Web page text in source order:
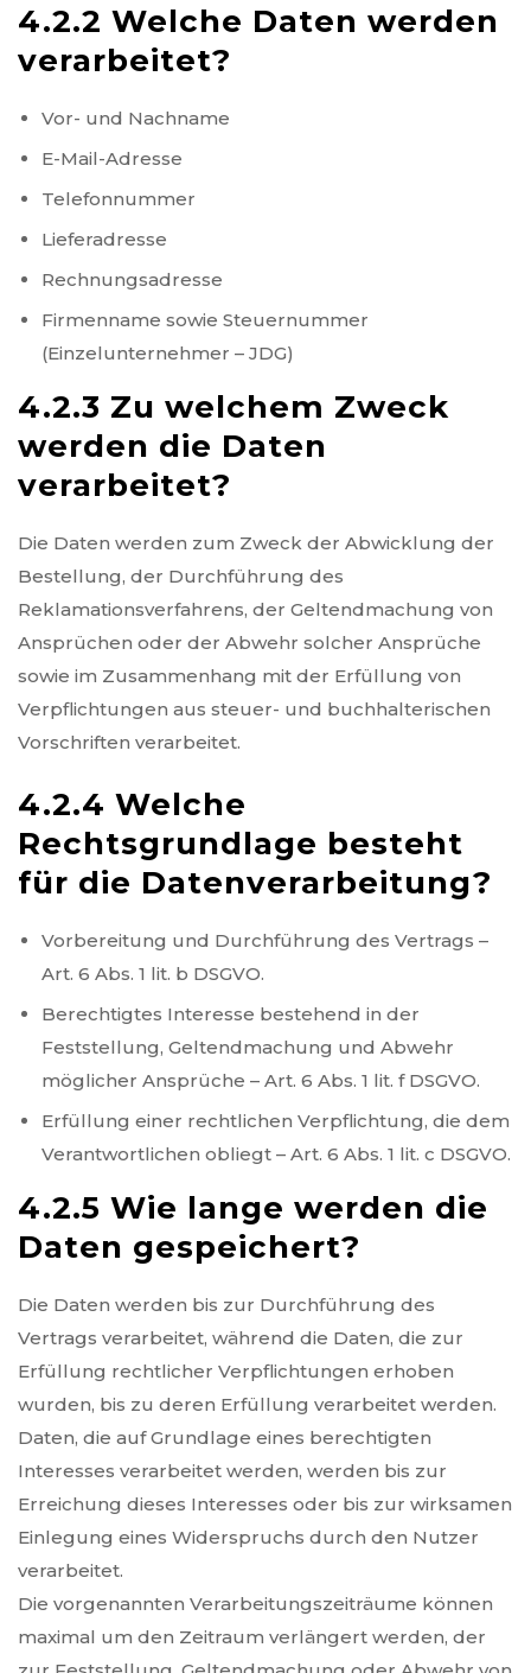
4.2.2 Welche Daten werden
verarbeitet?
Vor- und Nachname
E-Mail-Adresse
Telefonnummer
Lieferadresse
Rechnungsadresse
Firmenname sowie Steuernummer
(Einzelunternehmer – JDG)
4.2.3 Zu welchem Zweck
werden die Daten
verarbeitet?
Die Daten werden zum Zweck der Abwicklung der
Bestellung, der Durchführung des
Reklamationsverfahrens, der Geltendmachung von
Ansprüchen oder der Abwehr solcher Ansprüche
sowie im Zusammenhang mit der Erfüllung von
Verpflichtungen aus steuer- und buchhalterischen
Vorschriften verarbeitet.
4.2.4 Welche
Rechtsgrundlage besteht
für die Datenverarbeitung?
Vorbereitung und Durchführung des Vertrags –
Art. 6 Abs. 1 lit. b DSGVO.
Berechtigtes Interesse bestehend in der
Feststellung, Geltendmachung und Abwehr
möglicher Ansprüche – Art. 6 Abs. 1 lit. f DSGVO.
Erfüllung einer rechtlichen Verpflichtung, die dem
Verantwortlichen obliegt – Art. 6 Abs. 1 lit. c DSGVO.
4.2.5 Wie lange werden die
Daten gespeichert?
Die Daten werden bis zur Durchführung des
Vertrags verarbeitet, während die Daten, die zur
Erfüllung rechtlicher Verpflichtungen erhoben
wurden, bis zu deren Erfüllung verarbeitet werden.
Daten, die auf Grundlage eines berechtigten
Interesses verarbeitet werden, werden bis zur
Erreichung dieses Interesses oder bis zur wirksamen
Einlegung eines Widerspruchs durch den Nutzer
verarbeitet.
Die vorgenannten Verarbeitungszeiträume können
maximal um den Zeitraum verlängert werden, der